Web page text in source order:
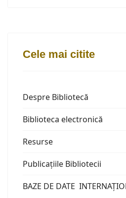
Cele mai citite
Despre Bibliotecă
Biblioteca electronică
Resurse
Publicațiile Bibliotecii
BAZE DE DATE